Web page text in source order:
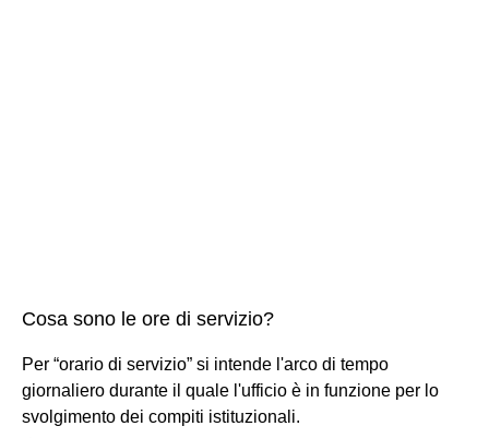
Cosa sono le ore di servizio?
Per “orario di servizio” si intende l'arco di tempo
giornaliero durante il quale l'ufficio è in funzione per lo
svolgimento dei compiti istituzionali.